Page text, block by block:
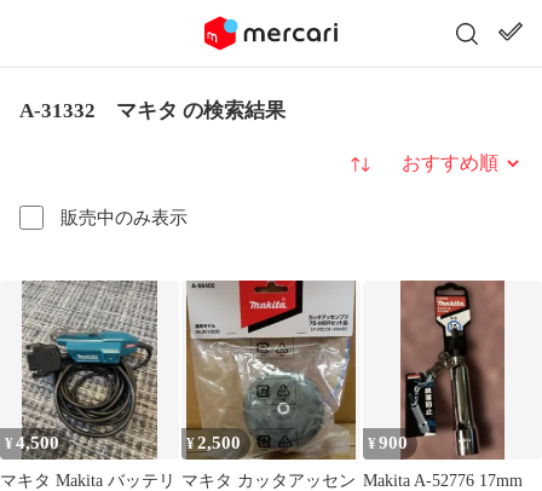
A-31332 マキタ の検索結果
販売中のみ表示
並び替え
¥4,500
マキタ Makita バッテリ
¥2,500
マキタ カッタアッセン
¥900
Makita A-52776 17mm